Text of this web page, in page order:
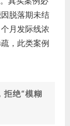
脱落期未结
月发际线浓
，此类案例
拒绝“模糊